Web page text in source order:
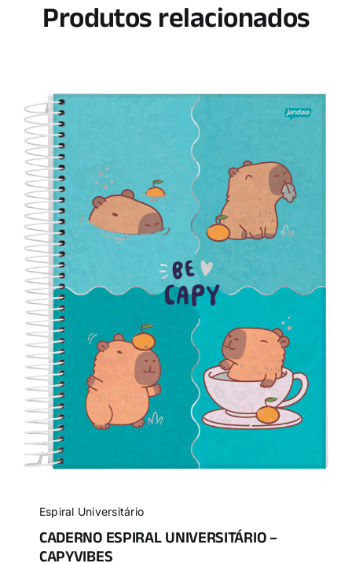
Produtos relacionados
Espiral Universitário
CADERNO ESPIRAL UNIVERSITÁRIO –